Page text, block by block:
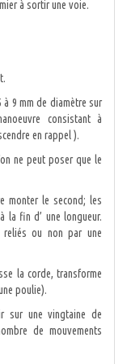
à sortir une voie.
9 mm de diamètre sur
consistant à
en rappel ).
ne peut poser que le
monter le second; les
la fin d’ une longueur.
reliés ou non par une
la corde, transforme
poulie).
sur une vingtaine de
de mouvements